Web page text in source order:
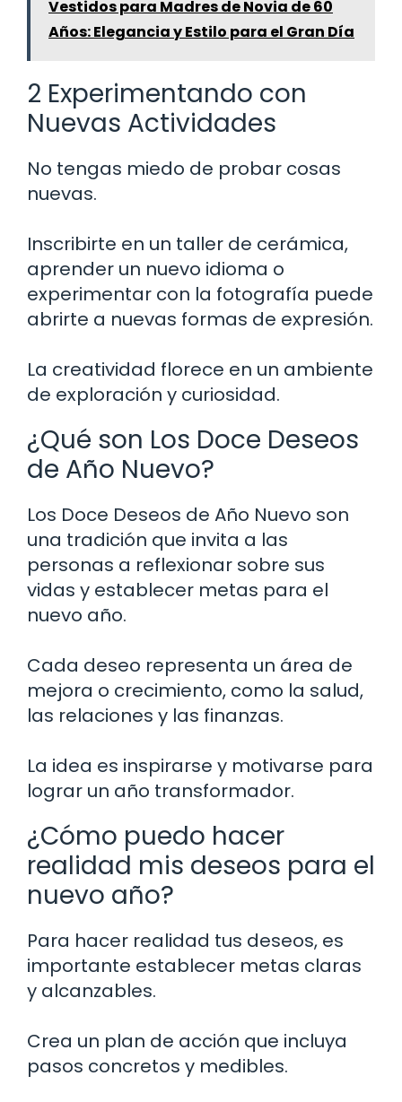
Vestidos para Madres de Novia de 60
Años: Elegancia y Estilo para el Gran Día
2 Experimentando con
Nuevas Actividades
No tengas miedo de probar cosas
nuevas.
Inscribirte en un taller de cerámica,
aprender un nuevo idioma o
experimentar con la fotografía puede
abrirte a nuevas formas de expresión.
La creatividad florece en un ambiente
de exploración y curiosidad.
¿Qué son Los Doce Deseos
de Año Nuevo?
Los Doce Deseos de Año Nuevo son
una tradición que invita a las
personas a reflexionar sobre sus
vidas y establecer metas para el
nuevo año.
Cada deseo representa un área de
mejora o crecimiento, como la salud,
las relaciones y las finanzas.
La idea es inspirarse y motivarse para
lograr un año transformador.
¿Cómo puedo hacer
realidad mis deseos para el
nuevo año?
Para hacer realidad tus deseos, es
importante establecer metas claras
y alcanzables.
Crea un plan de acción que incluya
pasos concretos y medibles.